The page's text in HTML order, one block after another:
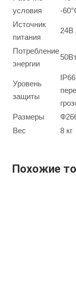
условия
-
Источник
питания
24В
Потребление
энергии
Уровень
защиты
Размеры
Вес
8 кг
Похожие